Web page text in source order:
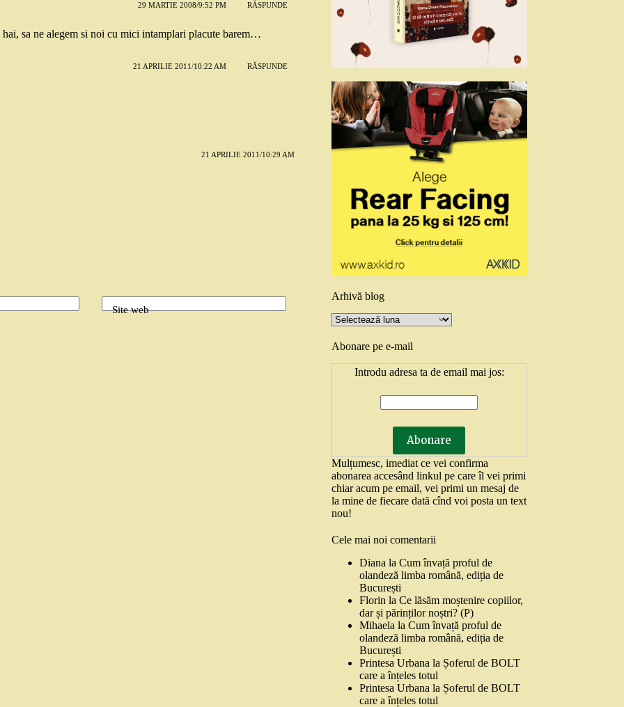
29 MARTIE 2008/9:52 PM RĂSPUNDE
sa ne alegem si noi cu mici intamplari placute barem…
21 APRILIE 2011/10:22 AM RĂSPUNDE
21 APRILIE 2011/10:29 AM
Site web
Arhivă blog
Arhivă
blog
Abonare pe e-mail
Introdu adresa ta de email mai jos:
Mulțumesc, imediat ce vei confirma
abonarea accesând linkul pe care îl vei primi
chiar acum pe email, vei primi un mesaj de
la mine de fiecare dată cînd voi posta un text
nou!
Cele mai noi comentarii
Diana laCum învață proful de
olandeză limba română, ediția de
București
Florin laCe lăsăm moștenire copiilor,
dar și părinților noștri? (P)
Mihaela laCum învață proful de
olandeză limba română, ediția de
București
Printesa Urbana la Șoferul de BOLT
care a înțeles totul
Printesa Urbana la Șoferul de BOLT
care a înțeles totul